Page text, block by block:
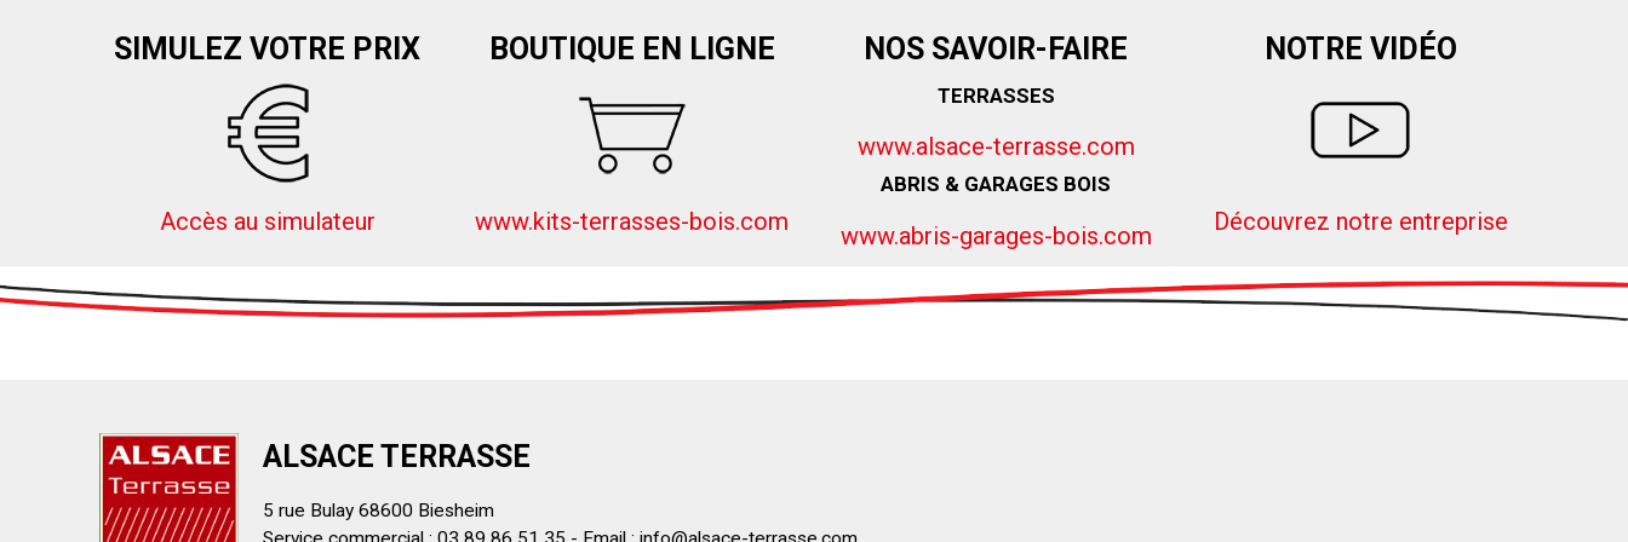
SIMULEZ VOTRE PRIX
Accès au simulateur
BOUTIQUE EN LIGNE
www.kits-terrasses-bois.com
NOS SAVOIR-FAIRE
TERRASSES
www.alsace-terrasse.com
ABRIS & GARAGES BOIS
www.abris-garages-bois.com
NOTRE VIDÉO
Découvrez notre entreprise
ALSACE TERRASSE
5 rue Bulay 68600 Biesheim